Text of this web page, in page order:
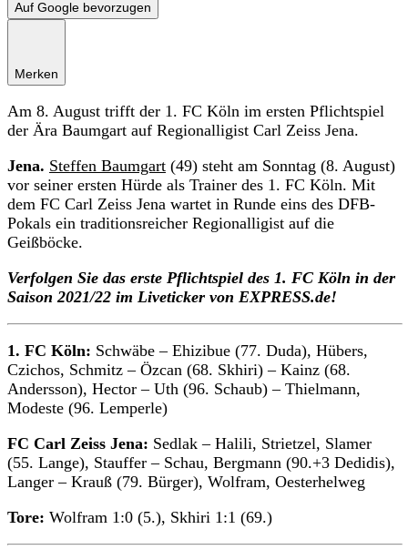
Auf Google bevorzugen
Merken
Am 8. August trifft der 1. FC Köln im ersten Pflichtspiel
der Ära Baumgart auf Regionalligist Carl Zeiss Jena.
Jena. Steffen Baumgart (49) steht am Sonntag (8. August)
vor seiner ersten Hürde als Trainer des 1. FC Köln. Mit
dem FC Carl Zeiss Jena wartet in Runde eins des DFB-
Pokals ein traditionsreicher Regionalligist auf die
Geißböcke.
Verfolgen Sie das erste Pflichtspiel des 1. FC Köln in der
Saison 2021/22 im Liveticker von EXPRESS.de!
1. FC Köln: Schwäbe – Ehizibue (77. Duda), Hübers,
Czichos, Schmitz – Özcan (68. Skhiri) – Kainz (68.
Andersson), Hector – Uth (96. Schaub) – Thielmann,
Modeste (96. Lemperle)
FC Carl Zeiss Jena: Sedlak – Halili, Strietzel, Slamer
(55. Lange), Stauffer – Schau, Bergmann (90.+3 Dedidis),
Langer – Krauß (79. Bürger), Wolfram, Oesterhelweg
Tore: Wolfram 1:0 (5.), Skhiri 1:1 (69.)